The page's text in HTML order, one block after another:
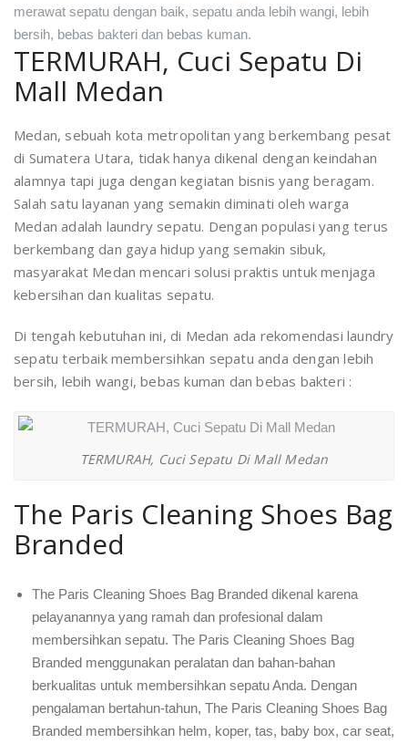
merawat sepatu dengan baik, sepatu anda lebih wangi, lebih
bersih, bebas bakteri dan bebas kuman.
TERMURAH, Cuci Sepatu Di
Mall Medan
Medan, sebuah kota metropolitan yang berkembang pesat
di Sumatera Utara, tidak hanya dikenal dengan keindahan
alamnya tapi juga dengan kegiatan bisnis yang beragam.
Salah satu layanan yang semakin diminati oleh warga
Medan adalah laundry sepatu. Dengan populasi yang terus
berkembang dan gaya hidup yang semakin sibuk,
masyarakat Medan mencari solusi praktis untuk menjaga
kebersihan dan kualitas sepatu.
Di tengah kebutuhan ini, di Medan ada rekomendasi laundry
sepatu terbaik membersihkan sepatu anda dengan lebih
bersih, lebih wangi, bebas kuman dan bebas bakteri :
TERMURAH, Cuci Sepatu Di Mall Medan
The Paris Cleaning Shoes Bag
Branded
The Paris Cleaning Shoes Bag Branded dikenal karena
pelayanannya yang ramah dan profesional dalam
membersihkan sepatu. The Paris Cleaning Shoes Bag
Branded menggunakan peralatan dan bahan-bahan
berkualitas untuk membersihkan sepatu Anda. Dengan
pengalaman bertahun-tahun, The Paris Cleaning Shoes Bag
Branded membersihkan helm, koper, tas, baby box, car seat,